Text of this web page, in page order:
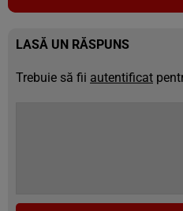
LASĂ UN RĂSPUNS
Trebuie să fii autentificat